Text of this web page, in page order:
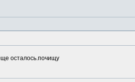
осталось.почищу